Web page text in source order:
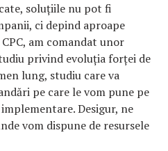
soluțiile nu pot fi
ci depind aproape
am comandat unor
privind evoluția forței de
lung, studiu care va
pe care le vom pune pe
Desigur, ne
vom dispune de resursele